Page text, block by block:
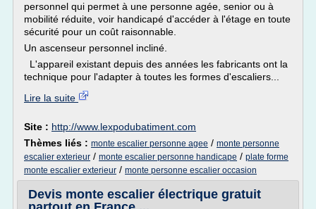
personnel qui permet à une personne agée, senior ou à
mobilité réduite, voir handicapé d'accéder à l'étage en toute
sécurité pour un coût raisonnable.
Un ascenseur personnel incliné.
L'appareil existant depuis des années les fabricants ont la
technique pour l'adapter à toutes les formes d'escaliers...
Lire la suite
Site : http://www.lexpodubatiment.com
Thèmes liés : monte escalier personne agee / monte personne
escalier exterieur / monte escalier personne handicape / plate forme
monte escalier exterieur / monte personne escalier occasion
Devis monte escalier électrique gratuit